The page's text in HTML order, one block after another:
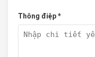
Thông điệp *